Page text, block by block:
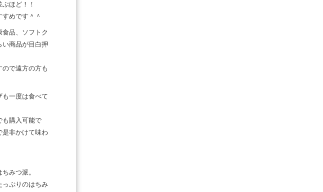
ほど！！
めです＾＾
品、ソフトク
い商品が目白押
で遠方の方も
も一度は食べて
も購入可能で
是非かけて味わ
みつ派。
っぷりのはちみ